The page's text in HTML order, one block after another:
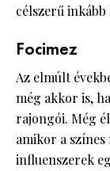
célszerű
Focimez
Az elmúlt
még akkor is,
rajongói. Még
amikor a
influenszerek